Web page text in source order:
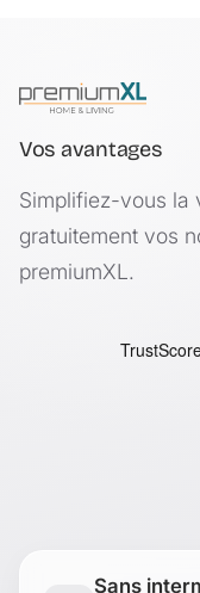
Vos avantages
Simplifiez-vous la
gratuitement vos
premiumXL.
Sans